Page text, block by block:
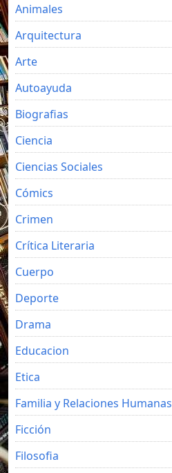
Animales
Arquitectura
Arte
Autoayuda
Biografias
Ciencia
Ciencias Sociales
Cómics
Crimen
Crítica Literaria
Cuerpo
Deporte
Drama
Educacion
Etica
Familia y Relaciones Humanas
Ficción
Filosofia